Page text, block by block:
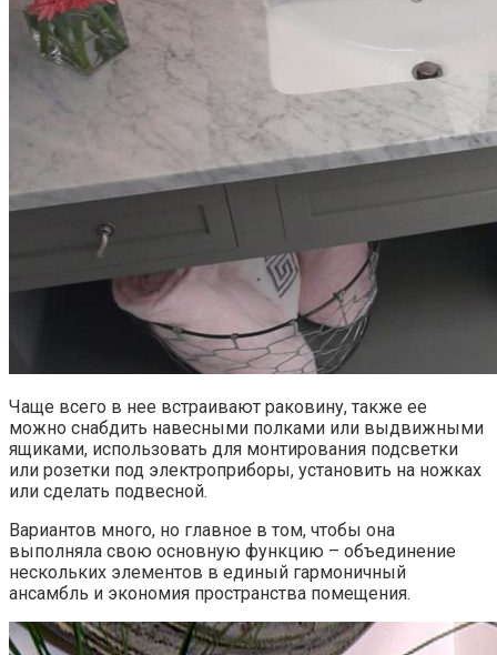
Чаще всего в нее встраивают раковину, также ее
можно снабдить навесными полками или выдвижными
ящиками, использовать для монтирования подсветки
или розетки под электроприборы, установить на ножках
или сделать подвесной.
Вариантов много, но главное в том, чтобы она
выполняла свою основную функцию – объединение
нескольких элементов в единый гармоничный
ансамбль и экономия пространства помещения.